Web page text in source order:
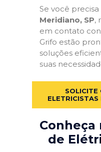
Se você
Meridiano, SP,
em contato
Grifo estão
soluções
suas
SOLICITE
ELETRICISTAS
Conheça
de